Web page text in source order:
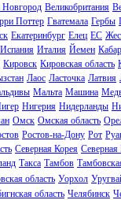
Новгород Великобритания
Поттер Гватемала Гербы
Екатеринбург Елец ЕС
Испания Италия Йемен
Кировск Кировская область
Лаос Ласточка Латвия
Мальта Машина
Нигерия Нидерланды
Омск Омская область
Ростов-на-Дону Рот
Северная Корея
Такса Тамбов
область Уорхол
область Челябинск